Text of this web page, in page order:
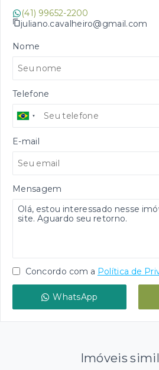
(41) 99652-2200
juliano.cavalheiro@gmail.com
Nome
Telefone
E-mail
Mensagem
Concordo com a Política de
WhatsApp
Imóveis